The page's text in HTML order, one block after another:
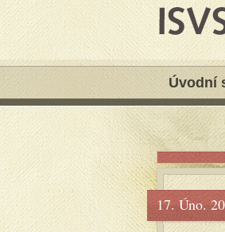
Úvodní
17. Úno.